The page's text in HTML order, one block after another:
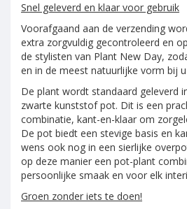
Snel geleverd en klaar voor gebruik
Voorafgaand aan de verzending
extra zorgvuldig gecontroleerd en
de stylisten van Plant New Day,
en in de meest natuurlijke vorm bij
De plant wordt standaard geleverd
zwarte kunststof pot. Dit is een
combinatie, kant-en-klaar om
De pot biedt een stevige basis en
wens ook nog in een sierlijke
op deze manier een pot-plant
persoonlijke smaak en voor elk
Groen zonder iets te doen!